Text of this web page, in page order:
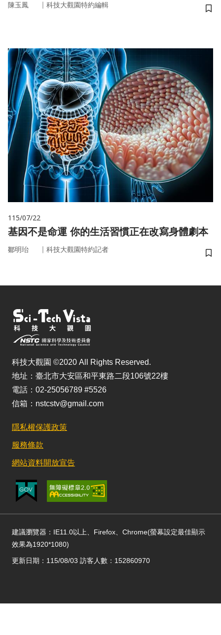
陳玉鳳 ｜ 科技大觀園特約編輯
儲
115/07/22
基因不是命運 你的生活習慣正在改寫身體劇本
鄒明珆 ｜ 科技大觀園特約記者
儲
科技大觀園 ©2020 All Rights Reserved.
地址：臺北市大安區和平東路二段106號22樓
電話：02-25056789 #5526
信箱：nstcstv@gmail.com
隱私權保護政策
服務條款
網站資料開放宣告
建議瀏覽器：IE11.0以上、Firefox、Chrome(螢幕設定最佳顯示
效果為1920*1080)
更新日期：115/08/03 訪客人數：152860970